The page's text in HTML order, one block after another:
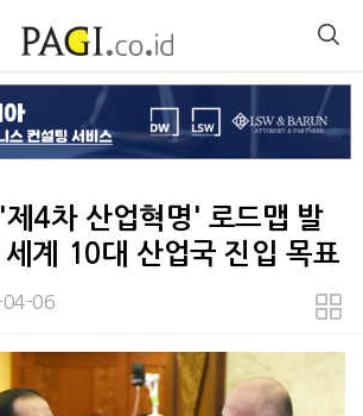
4차 산업혁명' 로드맵 발
계 10대 산업국 진입 목표
06